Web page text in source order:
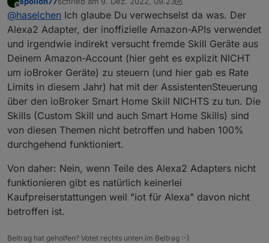
Reine Interessenfrage. Sollte Amazon weiter zicken
und aufgrund von härteren Rate Limits oder sperren
der IOT für Alexa nicht mehr nutzbar sein , macht
ihr dann Kaufpreiserstattungen?
Mir sind die paar Piepen wurscht , aber in der
Menge trifft es euch ja gewaltig ?!
Offline zuletzt editiert von apollon7712. Sept. 2022, 10:26
@haselchen Ich glaube Du verwechselst da was. Der
Alexa2 Adapter, der inoffizielle Amazon-APIs verwendet
und irgendwie indirekt versucht fremde Skill Geräte aus
Deinem Amazon-Account (hier geht es explizit NICHT
um ioBroker Geräte) zu steuern (und hier gab es Rate
Limits in diesem Jahr) hat mit der AssistentenSteuerung
über den ioBroker Smart Home Skill NICHTS zu tun. Die
Skills (Custom Skill und auch Smart Home Skills) sind
von diesen Themen nicht betroffen und haben 100%
durchgehend funktioniert.
Von daher: Nein, wenn Teile des Alexa2 Adapters nicht
funktionieren gibt es natürlich keinerlei
Kaufpreiserstattungen weil "iot für Alexa" davon nicht
betroffen ist.
Beitrag hat geholfen? Votet rechts unten im Beitrag :-)